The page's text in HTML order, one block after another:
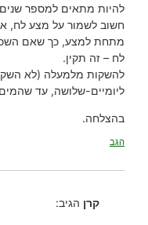
להיות מתאים למספר
חשוב לשמור על מצע לח,
מתחת למצע, כך שאם
לח – זה תקין.
להשקות מלמעלה (לא
ליומיים-שלושה, עד
בהצלחה.
הגב
קרן הגיב: